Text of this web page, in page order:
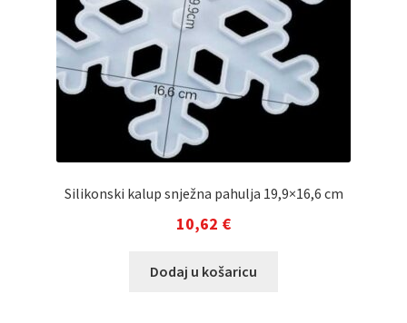
Silikonski kalup snježna pahulja 19,9×16,6 cm
10,62 €
Dodaj u košaricu